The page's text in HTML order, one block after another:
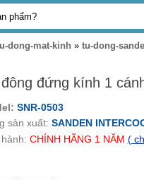
dong-mat-kinh » tu-dong-
đứng kính 1
SNR-0503
sản xuất: SANDEN
CHÍNH HÃNG 1 NĂM (